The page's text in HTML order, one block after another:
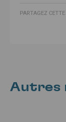
PARTAGEZ
Autres